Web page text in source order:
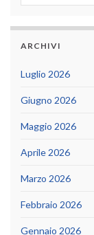
ARCHIVI
Luglio 2026
Giugno 2026
Maggio 2026
Aprile 2026
Marzo 2026
Febbraio 2026
Gennaio 2026